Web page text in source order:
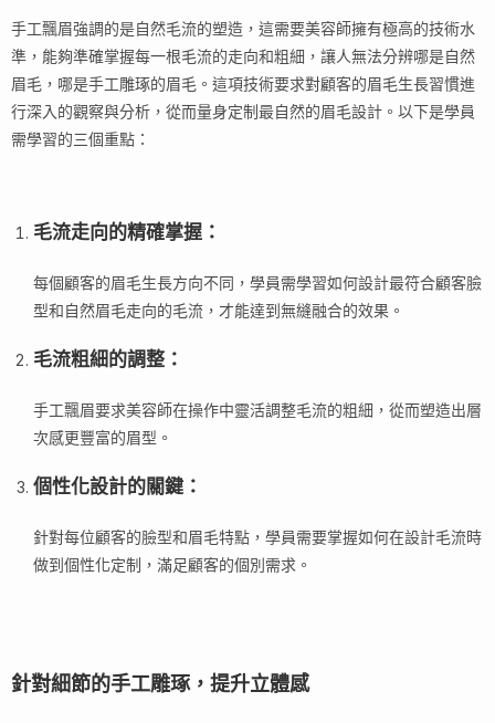
手工飄眉強調的是自然毛流的塑造，這需要美容師擁有極高的技術水
準，能夠準確掌握每一根毛流的走向和粗細，讓人無法分辨哪是自然
眉毛，哪是手工雕琢的眉毛。這項技術要求對顧客的眉毛生長習慣進
行深入的觀察與分析，從而量身定制最自然的眉毛設計。以下是學員
需學習的三個重點：
毛流走向的精確掌握 ：
每個顧客的眉毛生長方向不同，學員需學習如何設計最符合顧客臉
型和自然眉毛走向的毛流，才能達到無縫融合的效果。
毛流粗細的調整 ：
手工飄眉要求美容師在操作中靈活調整毛流的粗細，從而塑造出層
次感更豐富的眉型。
個性化設計的關鍵 ：
針對每位顧客的臉型和眉毛特點，學員需要掌握如何在設計毛流時
做到個性化定制，滿足顧客的個別需求。
針對細節的手工雕琢，提升立體感